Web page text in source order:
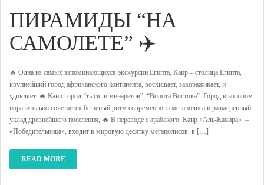
ПИРАМИДЫ “НА
САМОЛЕТЕ” ✈️
🔥 Одна из самых запоминающихся экскурсии Египта, Каир – столица Египта,
крупнейший город африканского континента, восхищает, завораживает, и
удивляет. 🔥 Каир город “тысячи минаретов”, “Ворота Востока”. Город в котором
поразительно сочетается бешеный ритм современного мегаполиса и размеренный
уклад древнейшего поселения, 🔥 В переводе с арабского Каир «Аль-Кахира» –
«Победительница», входит в мировую десятку мегаполисов. в […]
READ MORE